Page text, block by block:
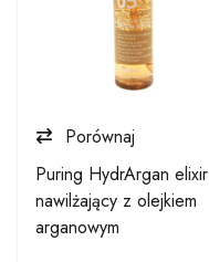
Porównaj
Puring HydrArgan elixir
nawilżający z olejkiem
arganowym